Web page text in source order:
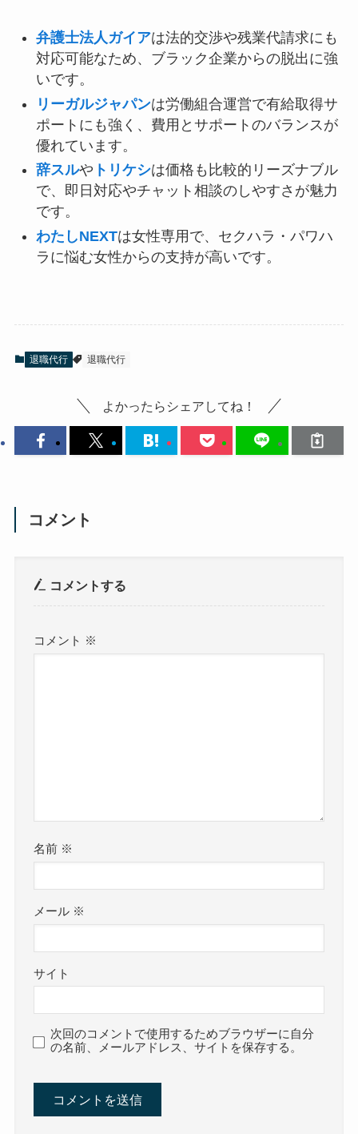
弁護士法人ガイアは法的交渉や残業代請求にも
対応可能なため、ブラック企業からの脱出に強
いです。
リーガルジャパンは労働組合運営で有給取得サ
ポートにも強く、費用とサポートのバランスが
優れています。
辞スルや トリケシは価格も比較的リーズナブル
で、即日対応やチャット相談のしやすさが魅力
です。
わたしNEXTは女性専用で、セクハラ・パワハ
ラに悩む女性からの支持が高いです。
退職代行 退職代行
よかったらシェアしてね！
コメント
コメントする
コメント ※
名前 ※
メール ※
サイト
次回のコメントで使用するためブラウザーに自分
の名前、メールアドレス、サイトを保存する。